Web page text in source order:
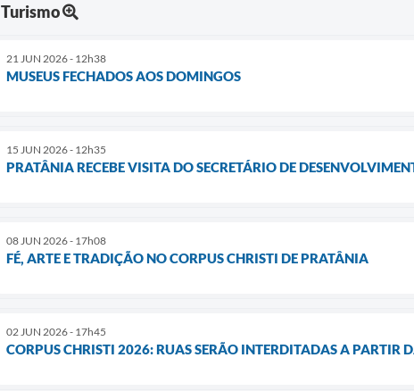
Turismo
21 JUN 2026 - 12h38
MUSEUS FECHADOS AOS DOMINGOS
15 JUN 2026 - 12h35
PRATÂNIA RECEBE VISITA DO SECRETÁRIO DE
08 JUN 2026 - 17h08
FÉ, ARTE E TRADIÇÃO NO CORPUS CHRISTI DE PRATÂNIA
02 JUN 2026 - 17h45
CORPUS CHRISTI 2026: RUAS SERÃO INTERDITADAS A PARTIR